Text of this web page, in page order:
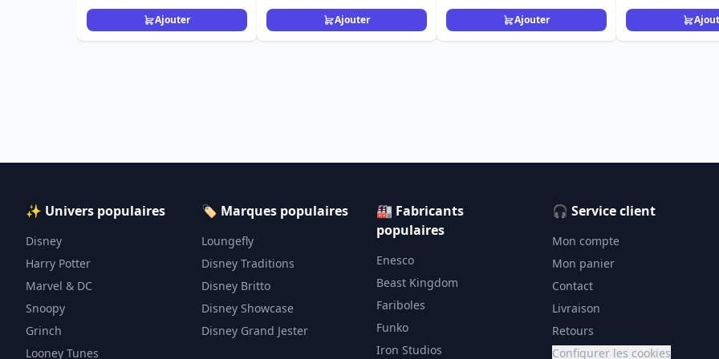
Ajouter Ajouter Ajouter
✨ Univers populaires
Disney
Harry Potter
Marvel & DC
Snoopy
Grinch
Looney Tunes
🏷️ Marques populaires
Loungefly
Disney Traditions
Disney Britto
Disney Showcase
Disney Grand Jester
🏭 Fabricants
populaires
Enesco
Beast Kingdom
Fariboles
Funko
Iron Studios
🎧 Service client
Mon compte
Mon panier
Contact
Livraison
Retours
Configurer les cookies